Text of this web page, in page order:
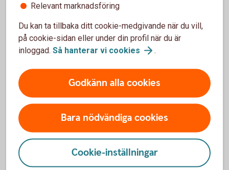
Kan det finnas kvar information på datorn om
ärenden jag utfört med mitt BankID?
Kontakta BankID support
Vid frågor om BankID, kontakta BankID support
Telefon:
Öppettider:07.00-23.00 alla dagar
Relevant marknadsföring
Du kan ta tillbaka ditt cookie-medgivande när du vill,
på cookie-sidan eller under din profil när du är
inloggad. Så hanterar vi cookies .
Godkänn alla cookies
Bara nödvändiga cookies
Cookie-inställningar